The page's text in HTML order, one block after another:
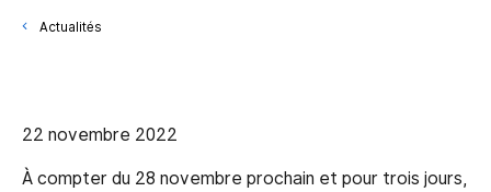
Actualités
22 novembre 2022
À compter du 28 novembre prochain et pour trois jours,